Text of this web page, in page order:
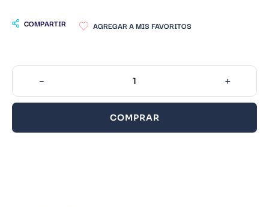
COMPARTIR
＋
－
COMPRAR